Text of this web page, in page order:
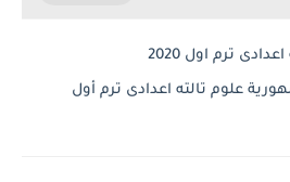
ترم اول 2020
علوم تالته اعدادى ترم أول